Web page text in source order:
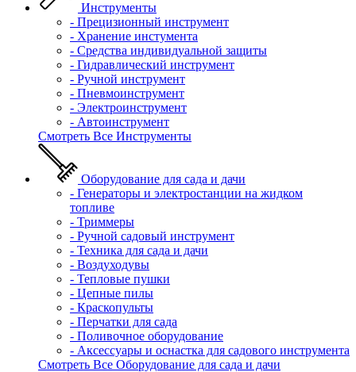
Инструменты
- Прецизионный инструмент
- Хранение инстумента
- Средства индивидуальной защиты
- Гидравлический инструмент
- Ручной инструмент
- Пневмоинструмент
- Электроинструмент
- Автоинструмент
Смотреть Все Инструменты
Оборудование для сада и дачи
- Генераторы и электростанции на жидком
топливе
- Триммеры
- Ручной садовый инструмент
- Техника для сада и дачи
- Воздуходувы
- Тепловые пушки
- Цепные пилы
- Краскопульты
- Перчатки для сада
- Поливочное оборудование
- Аксессуары и оснастка для садового инструмента
Смотреть Все Оборудование для сада и дачи